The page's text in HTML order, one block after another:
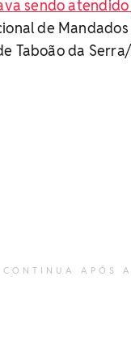
sendo
de
Taboão da
CONTINUA APÓS